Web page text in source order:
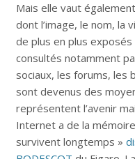
Mais elle vaut
dont l’image, le nom, la
de plus en plus
consultés notamment
sociaux, les forums, les
sont devenus des
représentent l’avenir
Internet a de la
survivent longtemps »